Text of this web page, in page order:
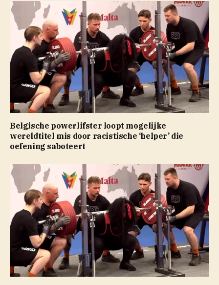
Belgische powerlifster loopt mogelijke
wereldtitel mis door racistische ‘helper’ die
oefening saboteert